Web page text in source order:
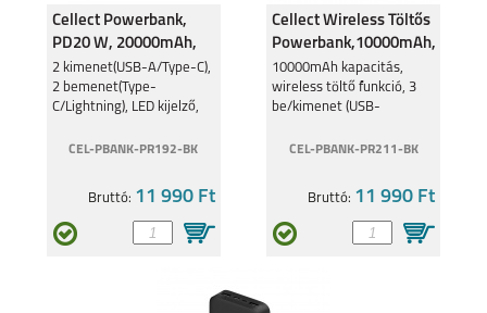
Cellect Powerbank,
PD20 W, 20000mAh,
Fekete
2 kimenet(USB-A/Type-C),
2 bemenet(Type-
C/Lightning), LED kijelző,
CEL-PBANK-PR192-BK
Bruttó: 11 990 Ft
Cellect Wireless Töltős
Powerbank,10000mAh,
Fekete
10000mAh kapacitás,
wireless töltő funkció, 3
be/kimenet (USB-
CEL-PBANK-PR211-BK
Bruttó: 11 990 Ft